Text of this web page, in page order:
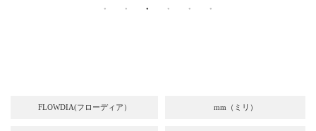
FLOWDIA(フローディア） mm（ミリ）